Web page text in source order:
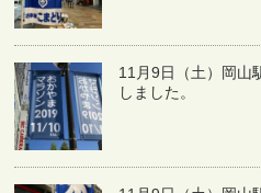
11月9日（土）岡山
しました。